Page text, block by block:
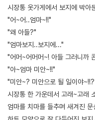
시장통 옷가게에서 보지에 박아
"어~어..엄마~!!"
"왜 아들?"
"엄마보지..보지에..."
"어머~어머머~! 아들 그러니까
"아~엄마 미안~!!"
"미안~? 미안으로 될 일이야
시장통 한 가운데서 고래~고래
엄마를 치마를 들추며 새겨진